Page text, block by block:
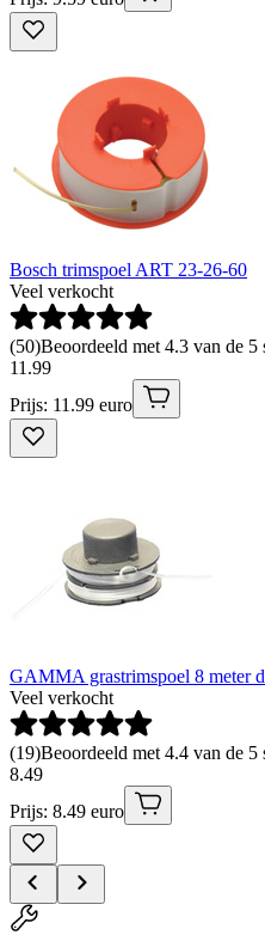
Bosch trimspoel ART 23-26-60
Veel verkocht
(50)Beoordeeld met 4.3 van de
11 .99
Prijs: 11.99 euro
GAMMA grastrimspoel 8 meter
Veel verkocht
(19)Beoordeeld met 4.4 van de
8.49
Prijs: 8.49 euro